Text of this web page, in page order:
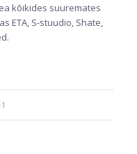
kõikides suuremates
ETA, S-stuudio, Shate,